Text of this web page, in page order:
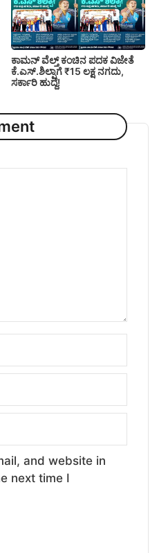
ಕಾಮನ್ ವೆಲ್ತ್ ಕಂಚಿನ ಪದಕ ವಿಜೇತೆ
ಕೆ.ಎಸ್.ಶಿಲ್ಪಾಗೆ ₹15 ಲಕ್ಷ ನಗದು,
ಸರ್ಕಾರಿ ಹುದ್ದೆ!
and website in
next time I